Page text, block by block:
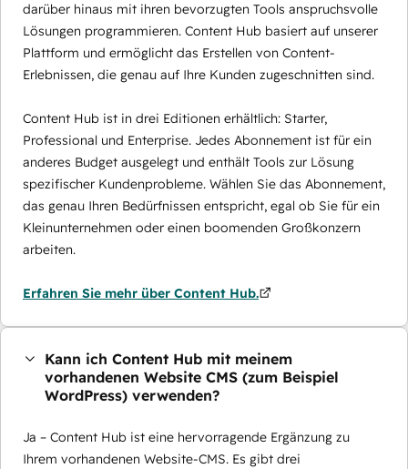
darüber hinaus mit ihren bevorzugten Tools anspruchsvolle
Lösungen programmieren. Content Hub basiert auf unserer
Plattform und ermöglicht das Erstellen von Content-
Erlebnissen, die genau auf Ihre Kunden zugeschnitten sind.
Content Hub ist in drei Editionen erhältlich: Starter,
Professional und Enterprise. Jedes Abonnement ist für ein
anderes Budget ausgelegt und enthält Tools zur Lösung
spezifischer Kundenprobleme. Wählen Sie das Abonnement,
das genau Ihren Bedürfnissen entspricht, egal ob Sie für ein
Kleinunternehmen oder einen boomenden Großkonzern
arbeiten.
Erfahren Sie mehr über Content Hub.
Kann ich Content Hub mit meinem
vorhandenen Website CMS (zum Beispiel
WordPress) verwenden?
Ja – Content Hub ist eine hervorragende Ergänzung zu
Ihrem vorhandenen Website-CMS. Es gibt drei